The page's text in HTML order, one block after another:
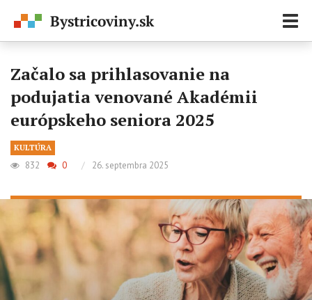
Začalo sa prihlasovanie na
podujatia venované Akadémii
európskeho seniora 2025
KULTÚRA
832 0 / 26. septembra 2025